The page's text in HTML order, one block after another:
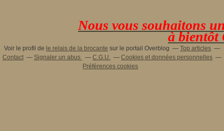
Nous vous souhaitons
à bientôt
Voir le profil de le relais de la brocante sur le portail Overblog
Top articles
Contact
Signaler un abus C.G.U.
Cookies et données personnelles
Préférences cookies